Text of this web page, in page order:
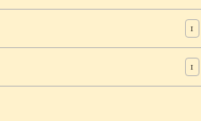
1
1